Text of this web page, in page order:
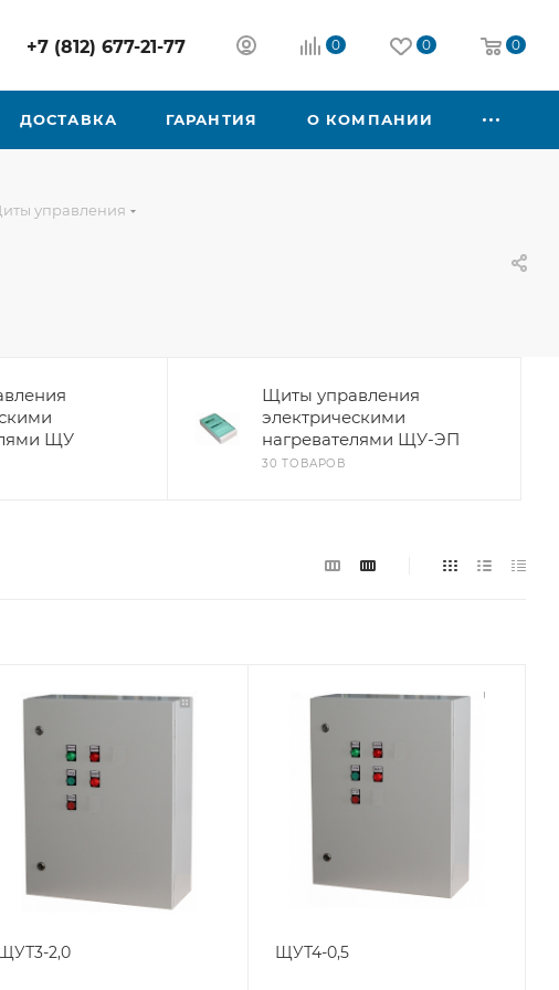
+7 (812) 677-21-77 0 0 0
ДОСТАВКА ГАРАНТИЯ О КОМПАНИИ
управления
ЩУ
Щиты управления
электрическими
нагревателями ЩУ-ЭП
30 ТОВАРОВ
2,0 ЩУТ4-0,5